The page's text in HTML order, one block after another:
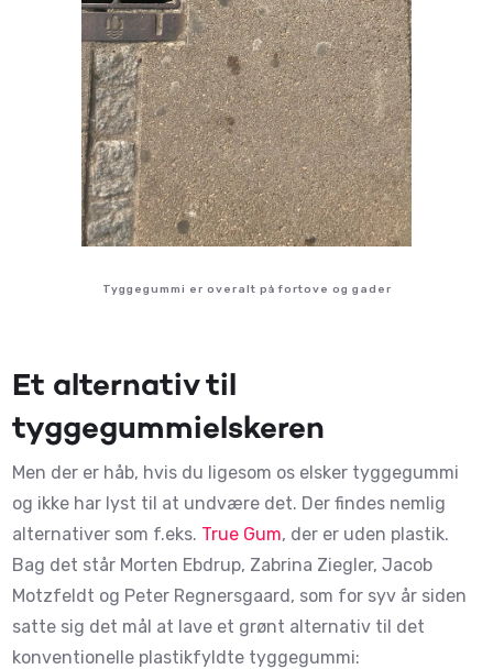
Tyggegummi er overalt på fortove og gader
Et alternativ til
tyggegummielskeren
Men der er håb, hvis du ligesom os elsker tyggegummi
og ikke har lyst til at undvære det. Der findes nemlig
alternativer som f.eks. True Gum, der er uden plastik.
Bag det står Morten Ebdrup, Zabrina Ziegler, Jacob
Motzfeldt og Peter Regnersgaard, som for syv år siden
satte sig det mål at lave et grønt alternativ til det
konventionelle plastikfyldte tyggegummi: